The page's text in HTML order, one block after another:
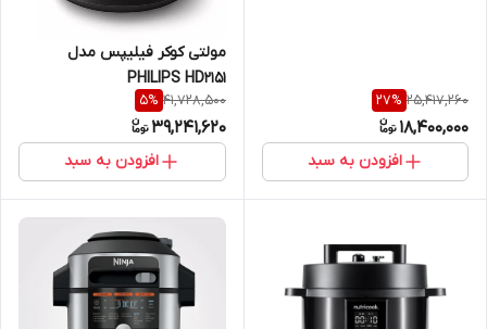
25,417,260
27%
18,400,000
افزودن به سبد
مولتی کوکر فیلیپس مدل
PHILIPS HD2151
41,728,500
5%
39,241,620
افزودن به سبد